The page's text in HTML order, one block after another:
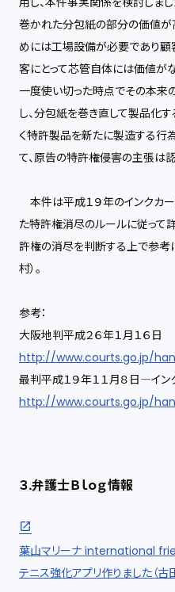
巻かれた分包紙の部分の価値が
めには工場設備が必要であり顧
客にとって芯管自体には価値が
一度使い切った時点でその本来
し、分包紙を巻き直して製品化
く特許製品を新たに製造する行
て、原告の特許権侵害の主張は
本件は平成１９年のインクカ
た特許権消尽のルールに従って
許権の消尽を判断する上で参考
村）。
参考：
大阪地判平成２６年１月１６日
http://www.courts.go.jp/
最判平成１９年１１月８日―イン
http://www.courts.go.jp/
３.弁護士Ｂｌｏｇ情報
葉山マリーナ international
テニス強化アプリ作りました（古